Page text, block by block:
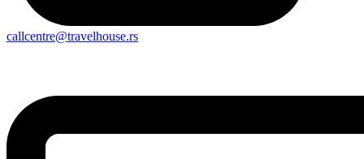
callcentre@travelhouse.rs